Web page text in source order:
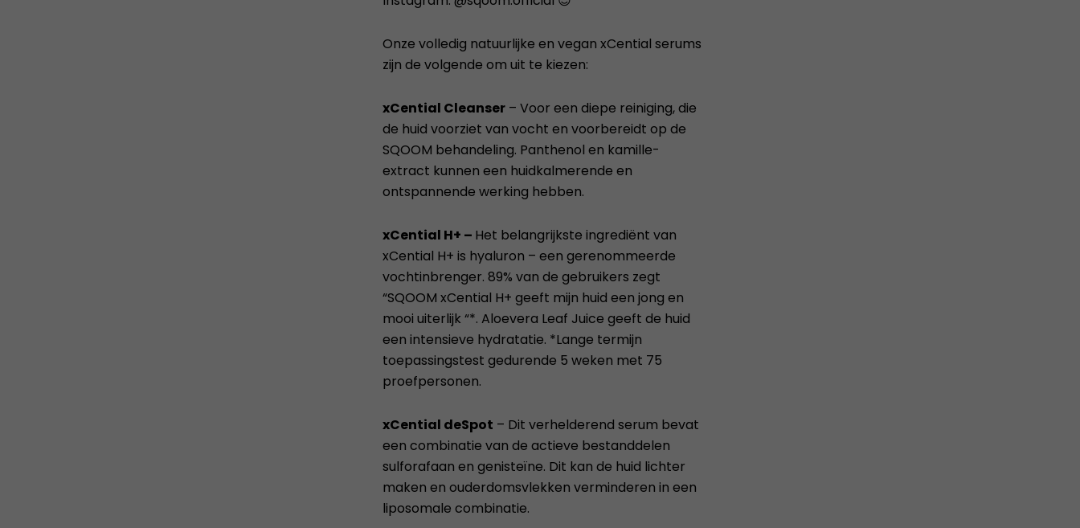
Onze volledig natuurlijke en vegan xCential serums
zijn de volgende om uit te kiezen:
xCential Cleanser – Voor een diepe reiniging, die
de huid voorziet van vocht en voorbereidt op de
SQOOM behandeling. Panthenol en kamille-
extract kunnen een huidkalmerende en
ontspannende werking hebben.
xCential H+ – Het belangrijkste ingrediënt van
xCential H+ is hyaluron – een gerenommeerde
vochtinbrenger. 89% van de gebruikers zegt
“SQOOM xCential H+ geeft mijn huid een jong en
mooi uiterlijk “*. Aloevera Leaf Juice geeft de huid
een intensieve hydratatie. *Lange termijn
toepassingstest gedurende 5 weken met 75
proefpersonen.
xCential deSpot – Dit verhelderend serum bevat
een combinatie van de actieve bestanddelen
sulforafaan en genisteïne. Dit kan de huid lichter
maken en ouderdomsvlekken verminderen in een
liposomale combinatie.